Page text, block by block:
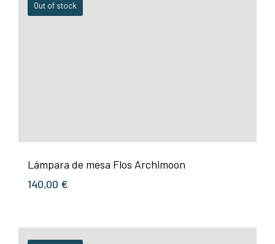
Out of stock
Lámpara de mesa Flos Archimoon
140,00 €